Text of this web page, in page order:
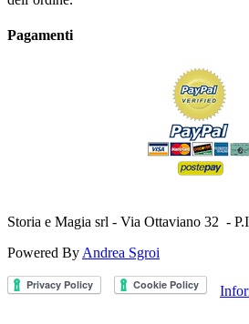
Pagamenti
Storia e Magia srl - Via Ottaviano 32 -
Powered By Andrea Sgroi